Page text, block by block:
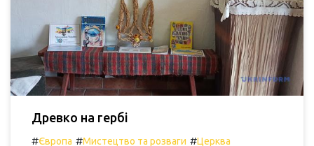
Древко на гербі
#Європа #Мистецтво та розваги #Церква